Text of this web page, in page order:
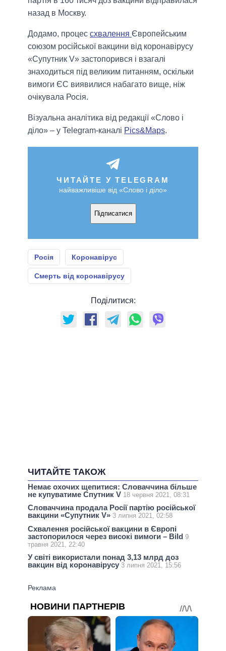
назад в Москву.
Додамо, процес схвалення Європейським
союзом російської вакцини від коронавірусу
«Супутник V» застопорився і взагалі
знаходиться під великим питанням, оскільки
вимоги ЄС виявилися набагато вище, ніж
очікувала Росія.
Візуальна аналітика від редакції «Слово і
діло» – у Telegram-каналі Pics&Maps.
ЧИТАЙТЕ У TELEGRAM
найважливіше від «Слово і діло»
Підписатися
Росія Коронавірус
Смерть від коронавірусу
Поділитися:
ЧИТАЙТЕ ТАКОЖ
Немає охочих щепитися: Словаччина більше
не купуватиме Спутник V 18 червня 2021, 08:31
Словаччина продала Росії партію російської
вакцини «Супутник V» 3 липня 2021, 02:58
Схвалення російської вакцини в Європі
застопорилося через високі вимоги – Bild 9
травня 2021, 22:40
У світі використали понад 3,13 млрд доз
вакцин від коронавірусу 3 липня 2021, 15:56